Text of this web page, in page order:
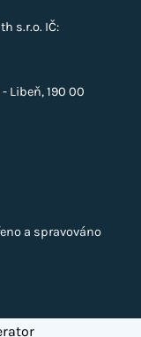
s.r.o. IČ:
Libeň, 190 00
a spravováno